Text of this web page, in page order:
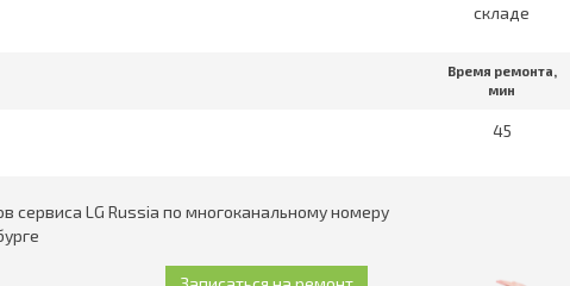
складе
Время ремонта,
мин
45
сервиса LG Russia по многоканальному номеру